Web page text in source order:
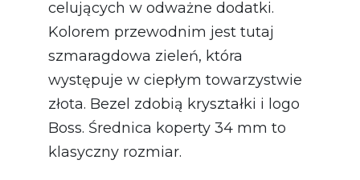
celujących w odważne dodatki.
Kolorem przewodnim jest tutaj
szmaragdowa zieleń, która
występuje w ciepłym towarzystwie
złota. Bezel zdobią kryształki i logo
Boss. Średnica koperty 34 mm to
klasyczny rozmiar.